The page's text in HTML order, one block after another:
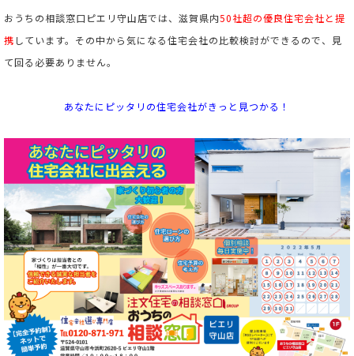
おうちの相談窓口ピエリ守山店では、滋賀県内50社超の優良住宅会社と提
携 しています。 その中から気になる住宅会社の比較検討ができるので、見
て回る必要ありません。
あなたにピッタリの住宅会社がきっと見つかる！